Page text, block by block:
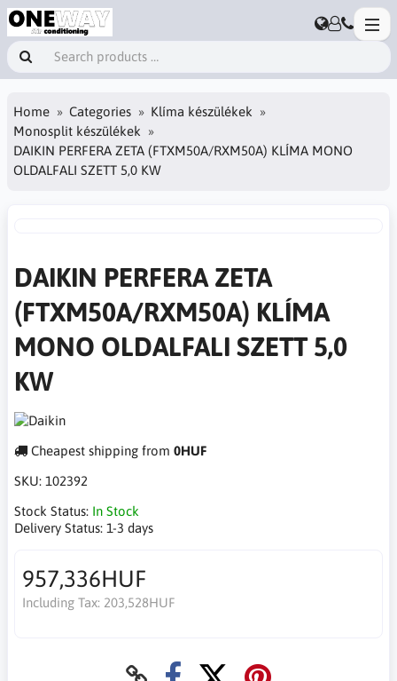
Home Categories
Klíma készülékek
Monosplit készülékek
DAIKIN PERFERA ZETA (FTXM50A/RXM50A) KLÍMA MONO
OLDALFALI SZETT 5,0 KW
DAIKIN PERFERA ZETA
(FTXM50A/RXM50A) KLÍMA
MONO OLDALFALI SZETT 5,0
KW
Cheapest shipping from 0HUF
SKU: 102392
Stock Status: In Stock
Delivery Status: 1-3 days
957,336HUF
Including Tax: 203,528HUF